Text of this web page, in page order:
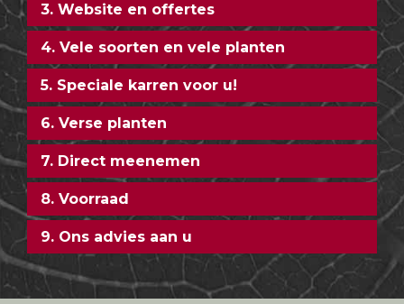
3. Website en offertes
4. Vele soorten en vele planten
5. Speciale karren voor u!
6. Verse planten
7. Direct meenemen
8. Voorraad
9. Ons advies aan u